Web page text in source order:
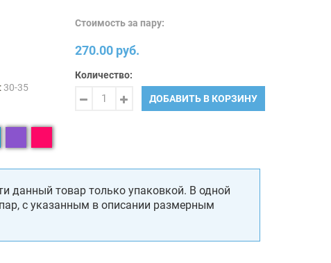
30-35
Стоимость за пару:
270.00 руб.
Количество:
ДОБАВИТЬ В КОРЗИНУ
данный товар только упаковкой. В одной
с указанным в описании размерным